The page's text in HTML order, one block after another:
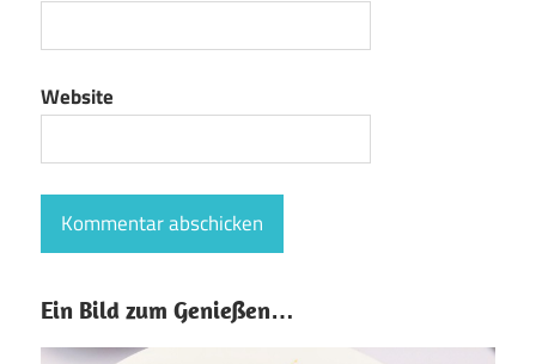
Website
Ein Bild zum Genießen…